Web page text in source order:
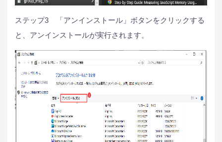
ステップ3　「アンインストール」ボタンをクリックする
と、アンインストールが実行されます。